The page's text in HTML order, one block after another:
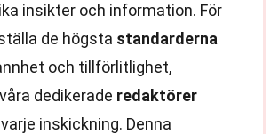
insikter och information. För
de högsta standarderna
och tillförlitlighet,
dedikerade redaktörer
inskickning. Denna